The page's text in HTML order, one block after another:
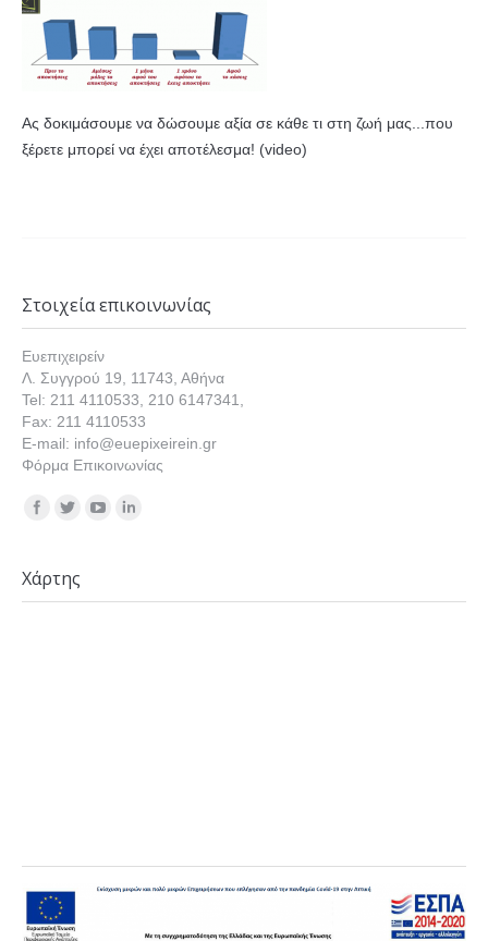
Ας δοκιμάσουμε να δώσουμε αξία σε κάθε τι στη ζωή μας...που
ξέρετε μπορεί να έχει αποτέλεσμα! (video)
Στοιχεία επικοινωνίας
Ευεπιχειρείν
Λ. Συγγρού 19, 11743, Αθήνα
Tel: 211 4110533, 210 6147341,
Fax: 211 4110533
E-mail: info@euepixeirein.gr
Φόρμα Επικοινωνίας
Find us on:
Χάρτης